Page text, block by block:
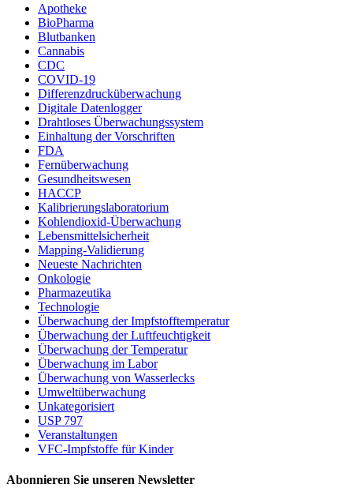
Apotheke
BioPharma
Blutbanken
Cannabis
CDC
COVID-19
Differenzdrucküberwachung
Digitale Datenlogger
Drahtloses Überwachungssystem
Einhaltung der Vorschriften
FDA
Fernüberwachung
Gesundheitswesen
HACCP
Kalibrierungslaboratorium
Kohlendioxid-Überwachung
Lebensmittelsicherheit
Mapping-Validierung
Neueste Nachrichten
Onkologie
Pharmazeutika
Technologie
Überwachung der Impfstofftemperatur
Überwachung der Luftfeuchtigkeit
Überwachung der Temperatur
Überwachung im Labor
Überwachung von Wasserlecks
Umweltüberwachung
Unkategorisiert
USP 797
Veranstaltungen
VFC-Impfstoffe für Kinder
Abonnieren Sie unseren Newsletter